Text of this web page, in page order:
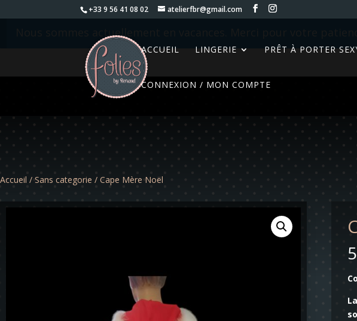
+33 9 56 41 08 02 atelierfbr@gmail.com
ACCUEIL LINGERIE PRÊT À PORTER
CONNEXION / MON COMPTE
Nous sommes actuellement en vacances. Merci pour votre
Accueil / Sans categorie / Cape Mère Noël